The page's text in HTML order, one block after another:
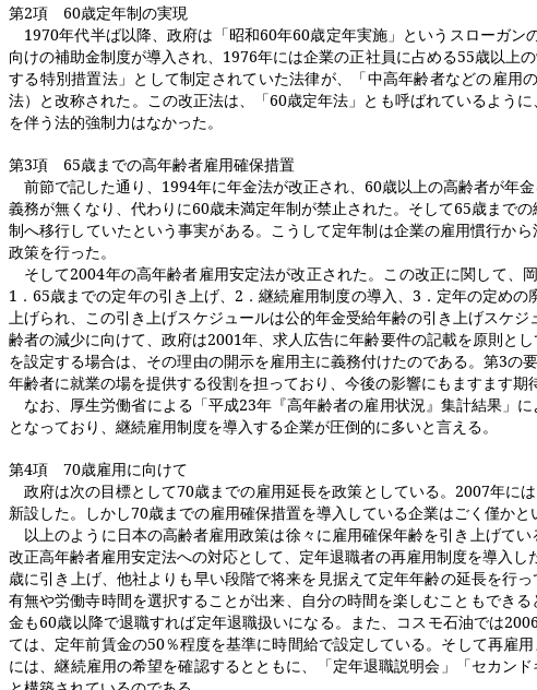
第2項 60歳定年制の実現
1970年代半ば以降、政府は「昭和60年60歳定年実施」というスローガン
向けの補助金制度が導入され、 1976年には企業の正社員に占める55歳以上
する特別措置法」として制定されていた法律が、「中高年齢者などの雇
法）と改称された。この改正法は、「60歳定年法」とも呼ばれているように、
を伴う法的強制力はなかった。
第3項 65歳までの高年齢者雇用確保措置
前節で記した通り、 1994年に年金法が改正され、 60歳以上の高齢者が年
義務が無くなり、代わりに60歳未満定年制が禁止された。そして65歳まで
制へ移行していたという事実がある。こうして定年制は企業の雇用慣行か
政策を行った。
そして2004年の高年齢者雇用安定法が改正された。この改正に関して、
1 ．65歳までの定年の引き上げ、 2 ．継続雇用制度の導入、 3 ．定年の定め
上げられ、この引き上げスケジュールは公的年金受給年齢の引き上げスケ
齢者の減少に向けて、政府は2001年、求人広告に年齢要件の記載を原則と
を設定する場合は、その理由の開示を雇用主に義務付けたのである。第3の
年齢者に就業の場を提供する役割を担っており、今後の影響にもますます期
なお、厚生労働省による「平成23年『高年齢者の雇用状況』集計結果」
となっており、継続雇用制度を導入する企業が圧倒的に多いと言える。
第4項 70歳雇用に向けて
政府は次の目標として70歳までの雇用延長を政策としている。 2007年に
新設した。しかし70歳までの雇用確保措置を導入している企業はごく僅かと
以上のように日本の高齢者雇用政策は徐々に雇用確保年齢を引き上げて
改正高年齢者雇用安定法への対応として、定年退職者の再雇用制度を導入した
歳に引き上げ、他社よりも早い段階で将来を見据えて定年年齢の延長を行
有無や労働寺時間を選択することが出来、自分の時間を楽しむこともできる
金も60歳以降で退職すれば定年退職扱いになる。また、コスモ石油では
ては、定年前賃金の50％程度を基準に時間給で設定している。そして再雇用
には、継続雇用の希望を確認するとともに、「定年退職説明会」「セカン